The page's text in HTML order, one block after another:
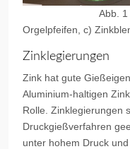
Abb. 1 Zink a)
Orgelpfeifen, c)
Zinklegierungen
Zink hat gute
Aluminium-haltigen
Rolle. Zinklegierungen
Druckgießverfahren
unter hohem Druck